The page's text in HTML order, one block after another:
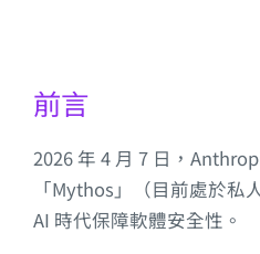
前言
2026 年 4 月 7 日，
「Mythos」（目前處於私
AI 時代保障軟體安全性。